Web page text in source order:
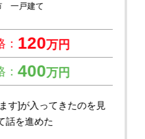
一戸建て
120万円
：400万円
す]が入ってきたのを見
話を進めた